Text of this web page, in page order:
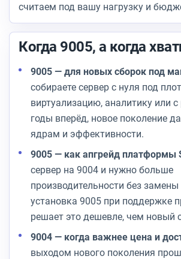
считаем под вашу нагрузку и
Когда 9005, а когда
9005 — для новых сборок под
собираете сервер с нуля под
виртуализацию, аналитику или
годы вперёд, новое поколение
ядрам и эффективности.
9005 — как апгрейд платформы
сервер на 9004 и нужно больше
производительности без
установка 9005 при поддержке
решает это дешевле, чем новый
9004 — когда важнее цена и
выходом нового поколения